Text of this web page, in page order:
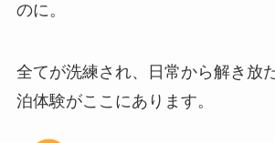
のに。
全てが洗練され、日常から解き放
泊体験がここにあります。